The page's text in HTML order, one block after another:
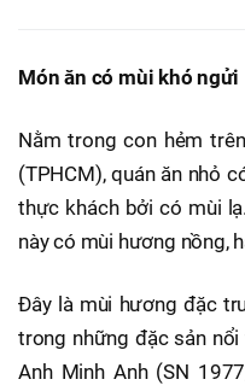
Món ăn có mùi khó ngửi
Nằm trong con hẻm
(TPHCM), quán ăn nhỏ
thực khách bởi có mùi
này có mùi hương nồng,
Đây là mùi hương đặc
trong những đặc sản nổi
Anh Minh Anh (SN